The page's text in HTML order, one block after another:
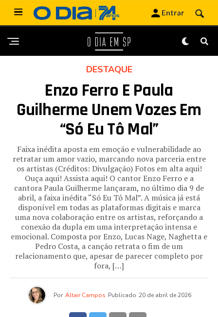
DESTAQUE
Enzo Ferro E Paula
Guilherme Unem Vozes Em
“Só Eu Tô Mal”
Faixa inédita aposta em emoção e vulnerabilidade ao
retratar um amor vazio, marcando nova parceria entre
os artistas (Créditos: Divulgação) Fotos em alta aqui!
Ouça aqui! Assista aqui! O cantor Enzo Ferro e a
cantora Paula Guilherme lançaram, no último dia 9 de
abril, a faixa inédita “Só Eu Tô Mal”. A música já está
disponível em todas as plataformas digitais e marca
uma nova colaboração entre os artistas, reforçando a
conexão da dupla em uma interpretação intensa e
emocional. Composta por Enzo, Lucas Nage, Naghetta e
Pedro Costa, a canção retrata o fim de um
relacionamento que, apesar de parecer completo por
fora, […]
Por Altair Campos Publicado 20 de abril de 2026